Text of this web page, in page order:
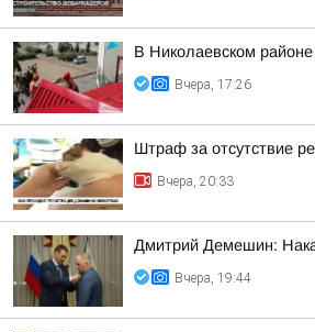
В Николаевском
Вчера, 17:26
Штраф за отсутствие
Вчера, 20:33
Дмитрий Демешин:
Вчера, 19:44